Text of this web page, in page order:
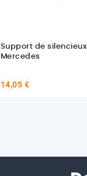
Support de
Mercedes
14,05 €